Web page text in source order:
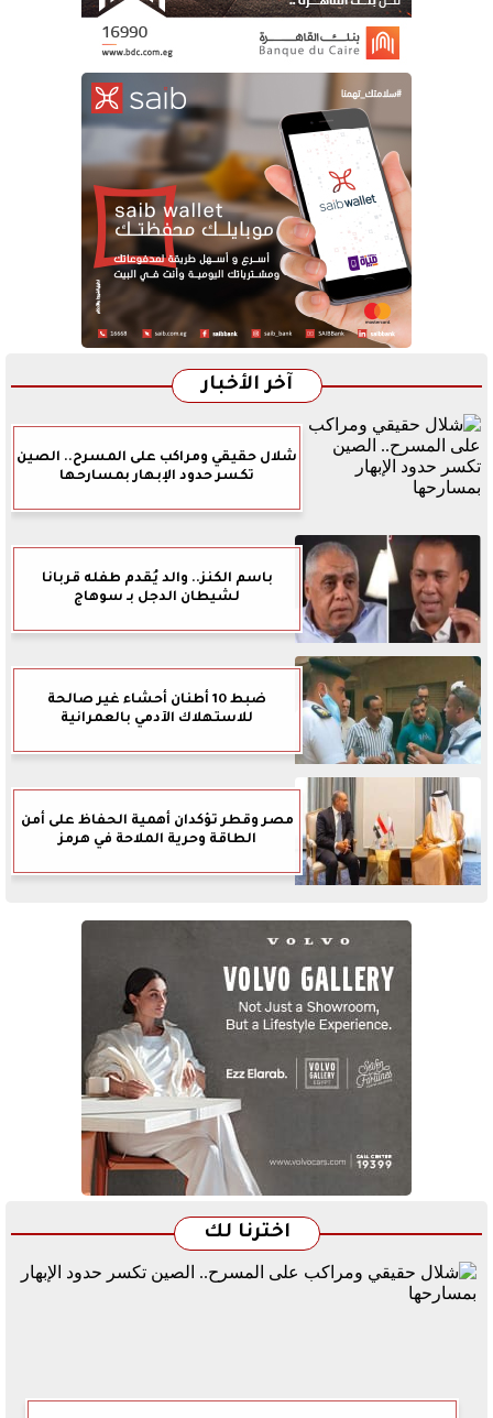
آخر الأخبار
شلال حقيقي ومراكب على المسرح.. الصين
تكسر حدود الإبهار بمسارحها
باسم الكنز.. والد يُقدم طفله قربانا
لشيطان الدجل بـ سوهاج
ضبط 10 أطنان أحشاء غير صالحة
للاستهلاك الآدمي بالعمرانية
مصر وقطر تؤكدان أهمية الحفاظ على أمن
الطاقة وحرية الملاحة في هرمز
اخترنا لك